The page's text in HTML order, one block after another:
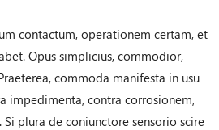
contactum, operationem certam, et
Opus simplicius, commodior,
commoda manifesta in usu
impedimenta, contra corrosionem,
plura de coniunctore sensorio scire